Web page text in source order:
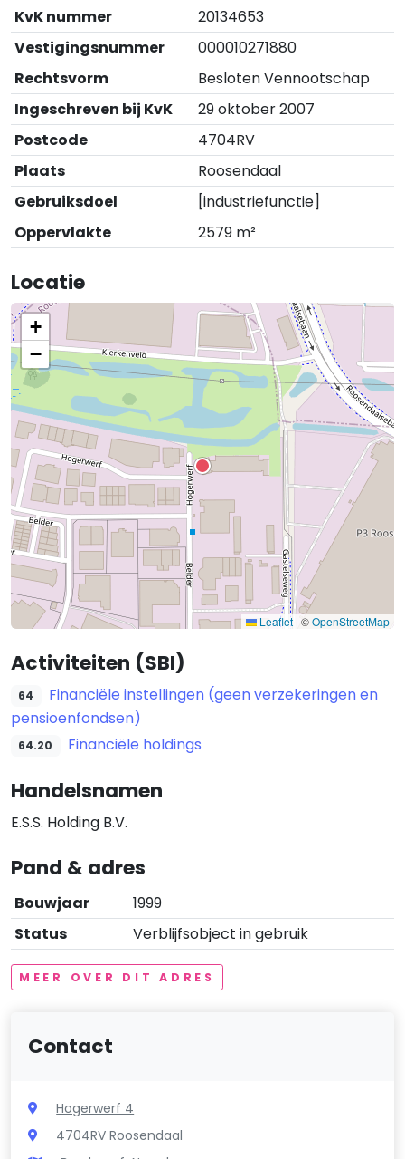
KvK nummer
20134653
Vestigingsnummer
000010271880
Rechtsvorm
Besloten Vennootschap
Ingeschreven bij KvK
29 oktober 2007
Postcode
4704RV
Plaats
Roosendaal
Gebruiksdoel
[industriefunctie]
Oppervlakte
2579 m²
Locatie
+
−
Leaflet | ©OpenStreetMap
Activiteiten (SBI)
64
Financiële instellingen (geen verzekeringen en
pensioenfondsen)
64.20 Financiële holdings
Handelsnamen
E.S.S. Holding B.V.
Pand & adres
Bouwjaar
1999
Status
Verblijfsobject in gebruik
MEER OVER DIT ADRES
Contact
Hogerwerf 4
4704RV Roosendaal